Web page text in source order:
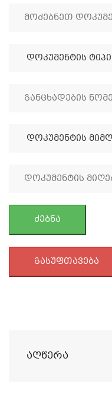
ძებნა
გასუფთავება
Აღწერა